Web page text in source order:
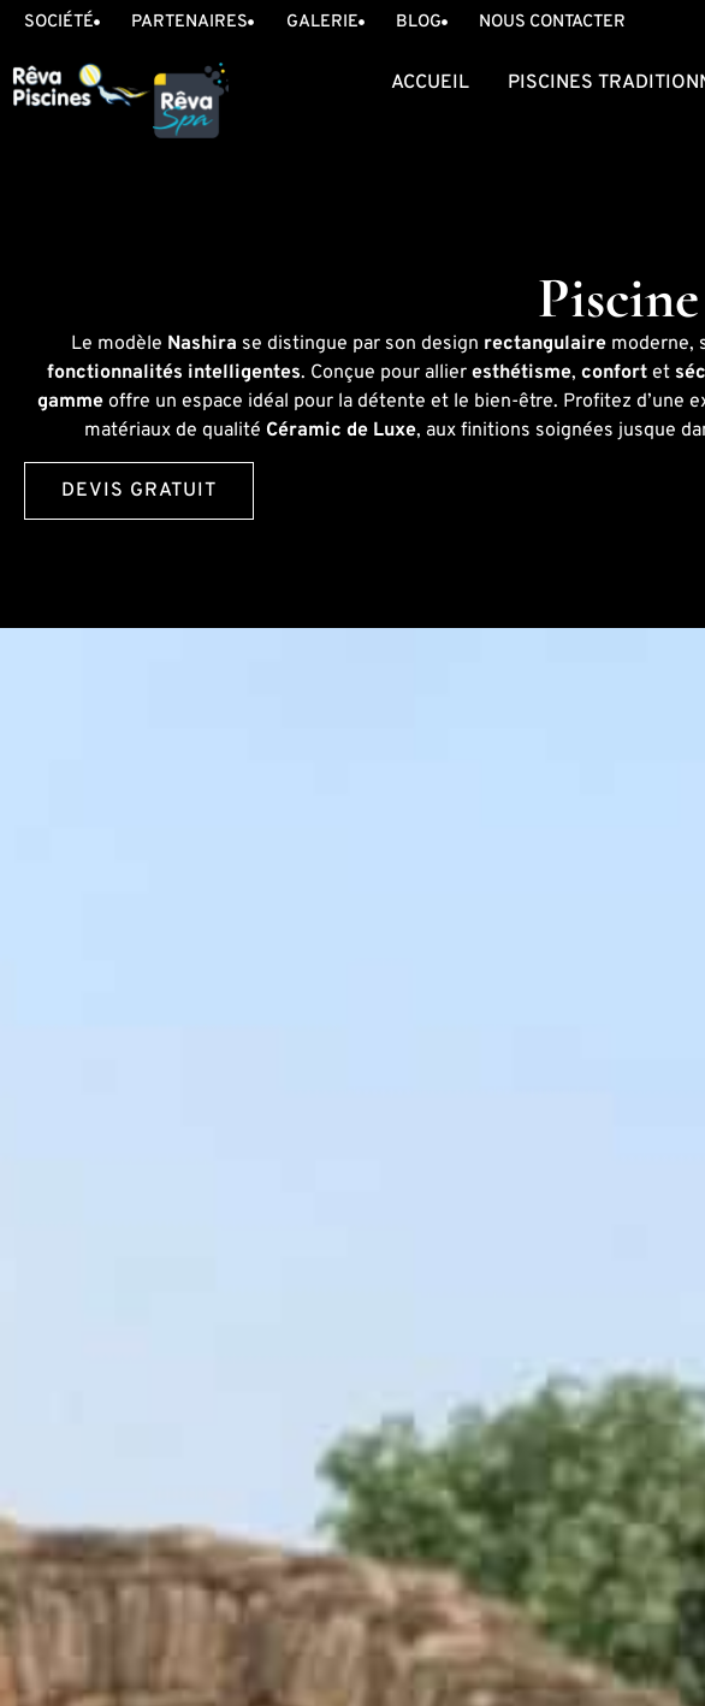
SOCIÉTÉ PARTENAIRES GALERIE BLOG NOUS CONTACTER
ACCUEIL PISCINES
Le modèle Nashira se distingue par son design rectangulairemoderne,
fonctionnalités intelligentes. Conçue pour allieresthétisme,confort et
gammeoffre un espace idéal pour la détente et le bien-être. Profitez d’une
matériaux de qualité Céramic de Luxe, aux finitions soignées jusque
DEVIS GRATUIT